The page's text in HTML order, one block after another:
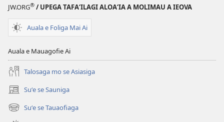
JW.ORG® / UPEGA TAFA‘ILAGI ALOA‘IA A MOLIMAU A IEOVA
Auala e Foliga Mai Ai
Auala e Mauagofie Ai
Talosaga mo se Asiasiga
Suʻe se Sauniga
(tatala
se
isi
Suʻe se Tauaofiaga
(tatala